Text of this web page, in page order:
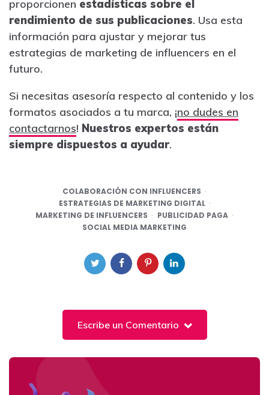
proporcionen estadísticas sobre el
rendimiento de sus publicaciones. Usa esta
información para ajustar y mejorar tus
estrategias de marketing de influencers en el
futuro.
Si necesitas asesoría respecto al contenido y los
formatos asociados a tu marca, ¡no dudes en
contactarnos! Nuestros expertos están
siempre dispuestos a ayudar.
COLABORACIÓN CON INFLUENCERS
ESTRATEGIAS DE MARKETING DIGITAL
MARKETING DE INFLUENCERS
PUBLICIDAD PAGA
SOCIAL MEDIA MARKETING
Escribe un Comentario
Post
navigation